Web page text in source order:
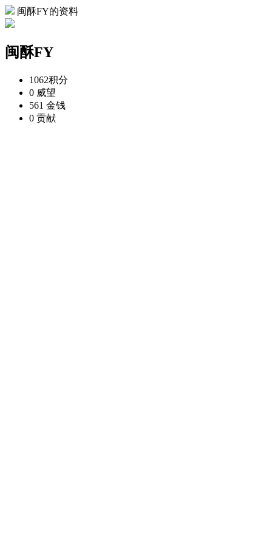
闽酥FY的资料
闽酥FY
1062积分
0 威望
561 金钱
0 贡献